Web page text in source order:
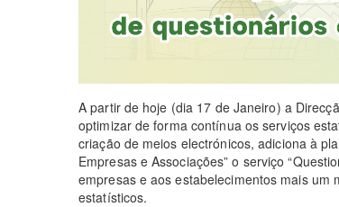
A partir de hoje (dia 17 de Janeiro) a
optimizar de forma contínua os serviços
criação de meios electrónicos, adiciona à
Empresas e Associações” o serviço
empresas e aos estabelecimentos mais
estatísticos.